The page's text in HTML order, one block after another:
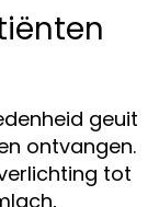
geuit
ontvangen.
tot